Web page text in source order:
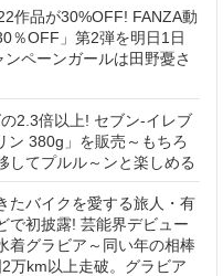
作品が30%OFF! FANZA動
％OFF」第2弾を明日1日
ペーンガールは田野憂さ
2.3倍以上! セブン‐イレブ
ン 380g」を販売～もちろ
してプルル～ンと楽しめる
たバイクを愛する旅人・有
で初披露! 芸能界デビュー
着グラビア～同い年の相棒
万km以上走破。グラビア